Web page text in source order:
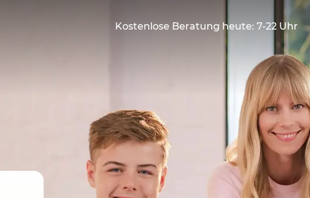
Kostenlose Beratung heute: 7-22 Uhr